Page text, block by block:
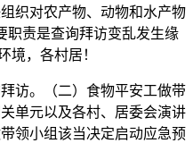
织对农产物、动物和水产物
职责是查询拜访变乱发生缘
境，各村居！
。（二）食物平安工做带
单元以及各村、居委会演讲
领小组该当决定启动应急预